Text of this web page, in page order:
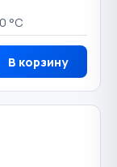
°С
В корзину